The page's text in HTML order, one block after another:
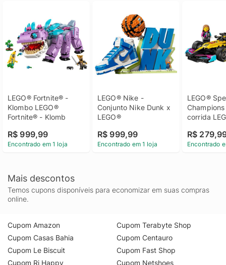
LEGO® Fortnite® -
Klombo LEGO®
Fortnite® - Klomb
R$ 999,99
Encontrado em 1 loja
LEGO® Nike -
Conjunto Nike Dunk x
LEGO®
R$ 999,99
Encontrado em 1 loja
LEGO®
corrida
R$
Encontrado
Mais descontos
Temos cupons disponíveis para economizar em suas compras
online.
Cupom Amazon
Cupom Casas Bahia
Cupom Le Biscuit
Cupom Ri Happy
Cupom Terabyte Shop
Cupom Centauro
Cupom Fast Shop
Cupom Netshoes